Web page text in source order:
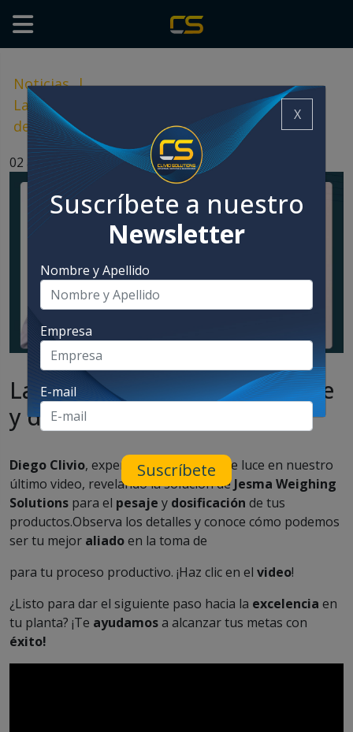
Noticias |
La solución ideal para el pesaje y dosificación
de tu proceso
02 agosto, 2024
La solución ideal para el pesaje
y dosificación de tu proceso
Diego Clivio, experto en la materia, se luce en nuestro
último video, revelando la solución deJesma Weighing
Solutions para el pesaje y dosificación de tus
productos.Observa los detalles y conoce cómo podemos
ser tu mejor aliadoen la toma de
para tu proceso productivo. ¡Haz clic en el video!
¿Listo para dar el siguiente paso hacia la excelencia en
tu planta? ¡Te ayudamosa alcanzar tus metas con
éxito!
X
Suscríbete a nuestro
Newsletter
Nombre y Apellido
Empresa
E-mail
Suscríbete